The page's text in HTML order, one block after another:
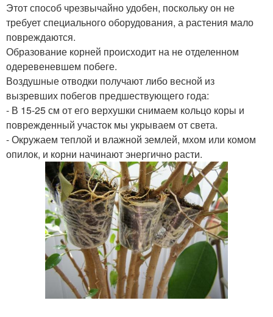
Этот способ чрезвычайно удобен, поскольку он не
требует специального оборудования, а растения мало
повреждаются.
Образование корней происходит на не отделенном
одеревеневшем побеге.
Воздушные отводки получают либо весной из
вызревших побегов предшествующего года:
- В 15-25 см от его верхушки снимаем кольцо коры и
поврежденный участок мы укрываем от света.
- Окружаем теплой и влажной землей, мхом или комом
опилок, и корни начинают энергично расти.